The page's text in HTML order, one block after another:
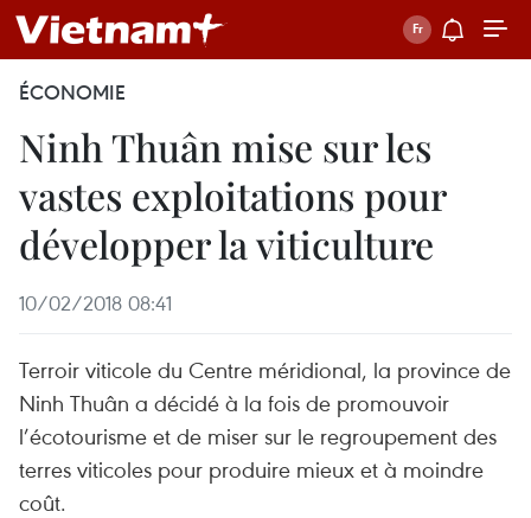
ÉCONOMIE
Ninh Thuân mise sur les
vastes exploitations pour
développer la viticulture
10/02/2018 08:41
Terroir viticole du Centre méridional, la province de
Ninh Thuân a décidé à la fois de promouvoir
l’écotourisme et de miser sur le regroupement des
terres viticoles pour produire mieux et à moindre
coût.